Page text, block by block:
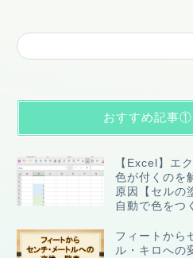
おすすめ記事①
【Excel】エ
色が付くのを
原因【セルの
自動で色をつ
フィートから
ル・キロへの